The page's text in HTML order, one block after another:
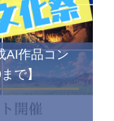
AI作品コン
で】